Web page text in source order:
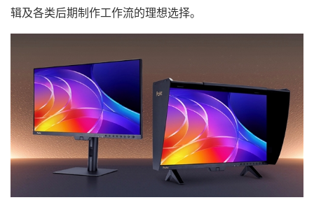
辑及各类后期制作工作流的理想选择。